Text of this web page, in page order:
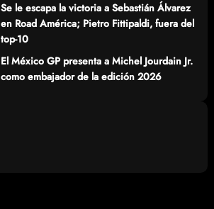
Se le escapa la victoria a Sebastián Álvarez
en Road América; Pietro Fittipaldi, fuera del
top-10
El México GP presenta a Michel Jourdain Jr.
como embajador de la edición 2026